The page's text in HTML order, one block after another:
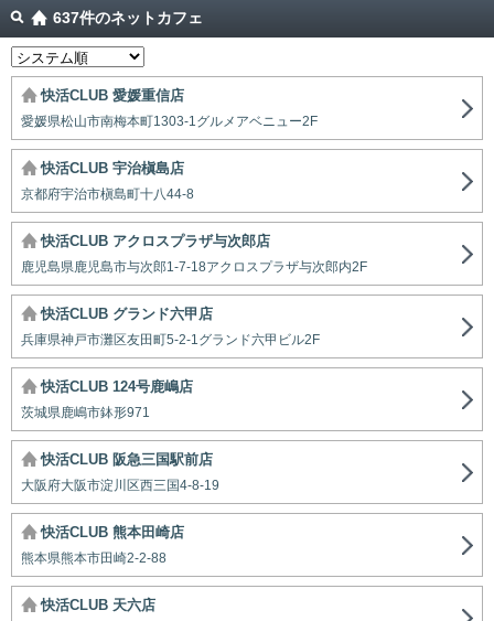
637件のネットカフェ
快活CLUB 愛媛重信店
愛媛県松山市南梅本町1303-1グルメアベニュー2F
快活CLUB 宇治槇島店
京都府宇治市槇島町十八44-8
快活CLUB アクロスプラザ与次郎店
鹿児島県鹿児島市与次郎1-7-18アクロスプラザ与次郎内2F
快活CLUB グランド六甲店
兵庫県神戸市灘区友田町5-2-1グランド六甲ビル2F
快活CLUB 124号鹿嶋店
茨城県鹿嶋市鉢形971
快活CLUB 阪急三国駅前店
大阪府大阪市淀川区西三国4-8-19
快活CLUB 熊本田崎店
熊本県熊本市田崎2-2-88
快活CLUB 天六店